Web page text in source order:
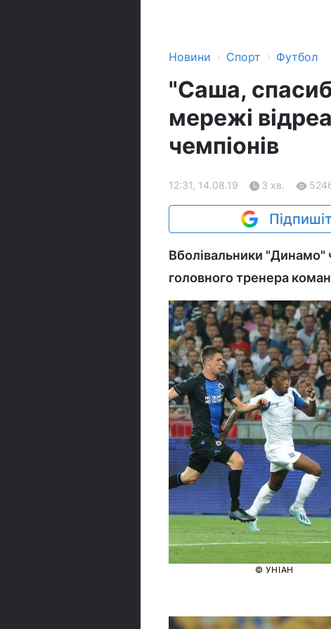
Новини › Спорт › Футбол
"Саша,
мережі
чемпіонів
12:31, 14.08.19 3 хв.
Вболівальники "Динамо"
головного тренера
© УНІАН